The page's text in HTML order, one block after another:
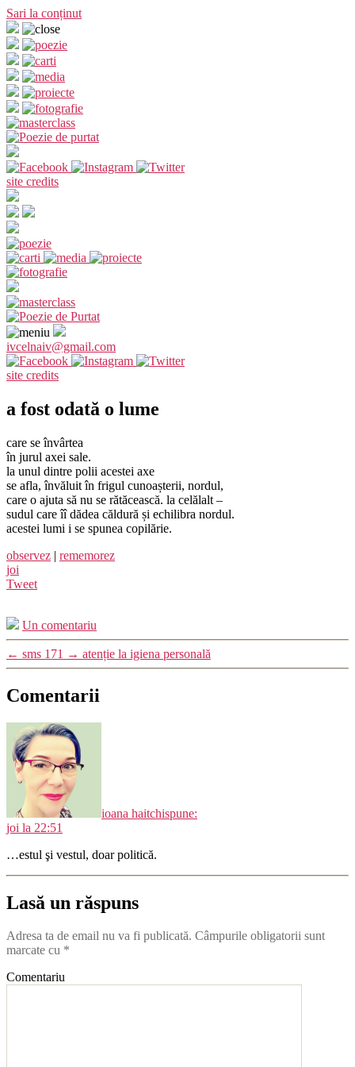
Sari la conținut
site credits
ivcelnaiv@gmail.com
site credits
a fost odată o lume
care se învârtea
în jurul axei sale.
la unul dintre polii acestei axe
se afla, învăluit în frigul cunoașterii, nordul,
care o ajuta să nu se rătăcească. la celălalt –
sudul care îî dădea căldură și echilibra nordul.
acestei lumi i se spunea copilărie.
observez | rememorez
joi
Tweet
Un comentariu
← sms 171 → atenție la igiena personală
Comentarii
ioana haitchispune:
joi la 22:51
…estul şi vestul, doar politică.
Lasă un răspuns
Adresa ta de email nu va fi publicată. Câmpurile obligatorii sunt
marcate cu *
Comentariu